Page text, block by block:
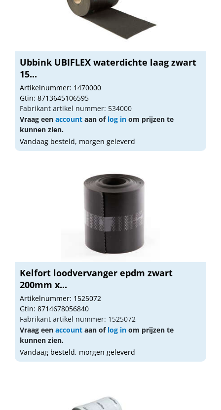
Ubbink UBIFLEX waterdichte laag zwart
15...
Artikelnummer: 1470000
Gtin: 8713645106595
Fabrikant artikel nummer: 534000
Vraag een account aan of log in om prijzen te
kunnen zien.
Vandaag besteld, morgen geleverd
Kelfort loodvervanger epdm zwart
200mm x...
Artikelnummer: 1525072
Gtin: 8714678056840
Fabrikant artikel nummer: 1525072
Vraag een account aan of log in om prijzen te
kunnen zien.
Vandaag besteld, morgen geleverd